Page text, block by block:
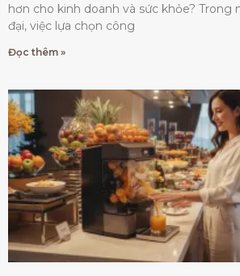
hơn cho kinh doanh và sức khỏe? Trong
đại, việc lựa chọn công
Đọc thêm »